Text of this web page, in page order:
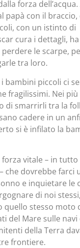
forza dell’acqua.
papà con il
con un istinto di
cura i dettagli,
le scarpe,
tra loro.
bambini piccoli ci
fragilissimi. Nei
di smarrirli tra la
cadere in un
si è infilato la
forza vitale – in
che dovrebbe farci
e inquietare le
di noi
quello stesso moto
del Mare sulle navi
della Terra
frontiere.